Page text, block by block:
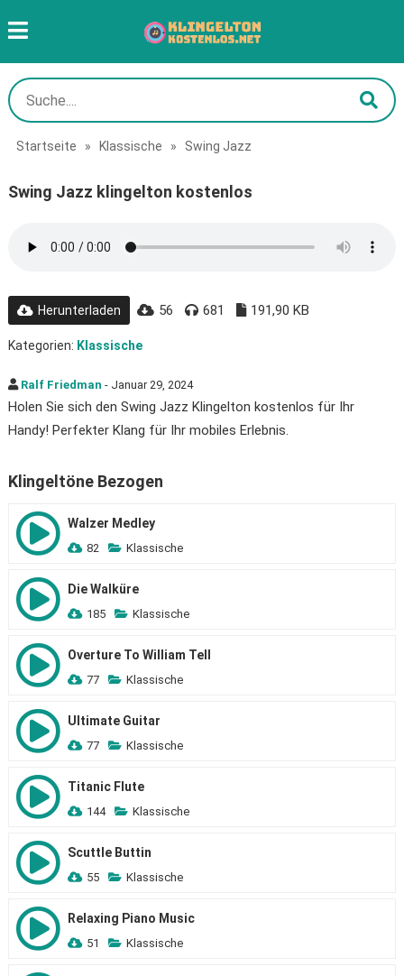
Startseite » Klassische » Swing Jazz
Swing Jazz klingelton kostenlos
Herunterladen 56 681 191,90 KB
Kategorien: Klassische
Ralf Friedman - Januar 29, 2024
Holen Sie sich den Swing Jazz Klingelton kostenlos für Ihr
Handy! Perfekter Klang für Ihr mobiles Erlebnis.
Klingeltöne Bezogen
Walzer Medley
82 Klassische
Die Walküre
185 Klassische
Overture To William Tell
77 Klassische
Ultimate Guitar
77 Klassische
Titanic Flute
144 Klassische
Scuttle Buttin
55 Klassische
Relaxing Piano Music
51 Klassische